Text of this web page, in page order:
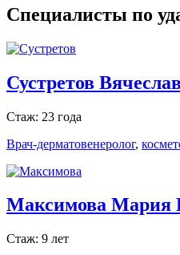
Специалисты по
Сустретов
Стаж: 23 года
Врач-дерматовенеролог,
Максимова Мария
Стаж: 9 лет